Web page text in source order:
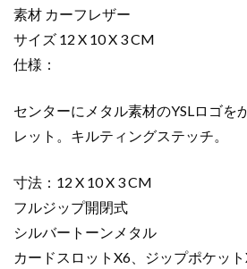
パ
ク
ト
ッ
プ
ラ
ウ
ン
ド
ウ
素材 カーフレザー
サイズ 12 X 10 X 3 CM
仕様：
センターにメタル素材のYSLロゴを
レット。キルティングステッチ。
寸法：12 X 10 X 3 CM
フルジップ開閉式
シルバートーンメタル
カードスロットX6、ジップポケット